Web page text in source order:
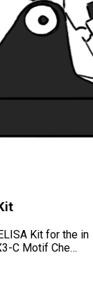
Kit for the in
C Motif Che…